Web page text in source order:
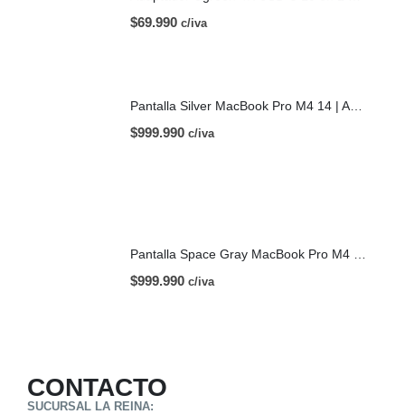
$69.990 c/iva
Pantalla Silver MacBook Pro M4 14 | A3112 (2024)
$999.990 c/iva
Pantalla Space Gray MacBook Pro M4 14 | A3112 (2024)
$999.990 c/iva
CONTACTO
SUCURSAL LA REINA: